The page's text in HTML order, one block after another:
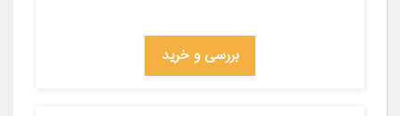
بررسی و خرید